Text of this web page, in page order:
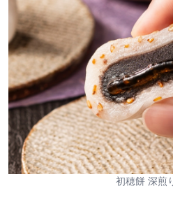
初穂餅 深煎